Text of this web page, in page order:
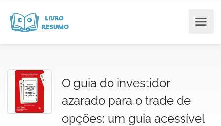
O guia do investidor
azarado para o trade de
opções: um guia acessível